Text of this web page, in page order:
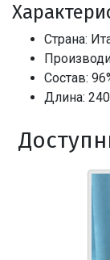
Страна:
Состав:
Длина: